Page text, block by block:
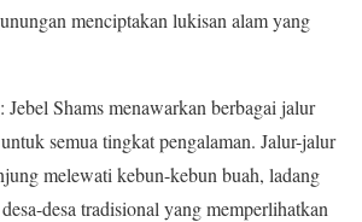
menciptakan lukisan alam yang
Shams menawarkan berbagai jalur
semua tingkat pengalaman. Jalur-jalur
melewati kebun-kebun buah, ladang
desa tradisional yang memperlihatkan